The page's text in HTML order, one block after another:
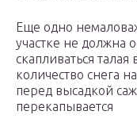
Еще одно
участке не должна
скапливаться
количество снега
перед высадкой
перекапывается